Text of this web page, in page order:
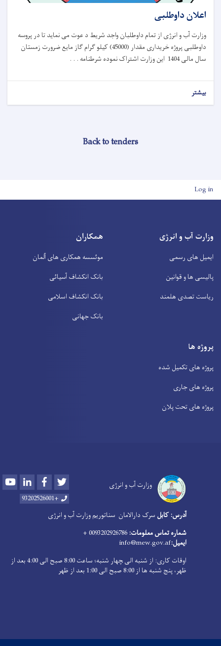
اعلان داوطلبی
وزارت آب و انرژی از تمام داوطلبان واجد شریط د عوت می نماید تا در پروسه
داوطلبی پروژه خریداری مقدار (45000) کیلو گرام گاز مایع ضرورت زمستان
سال مالی 1404 این وزارت اشتراک نموده شرطنامه . . .
بیشتر
Back to tenders
User account menu
Log in
وزارت آب و انرژی
ایمیل های رسمی
پالیسی ها و قوانین
ریاست تصدی هلمند
همکاران
موئسسه همکاری های آلمان
بانک انکشاف آسیائی
بانک انکشاف اسلامی
بانک جهانی
پروژه ها
پروژه های تکمیل شده
پروژه های جاری
پروژه های تحت پلان
وزارت آب و انرژی YoutubeLinkedInFacebook
+93202526001
آدرس: کابل سرک دارالامان سناتوریم وزارت آب و انرژی
شماره تماس معلومات:
ایمیل:info@mew.gov.af
اوقات کاری: از شنبه الی ‍چهار شنبه؛ ساعت 8:00 صبح الی 4:00 بعد از
ظهر، پنج شنبه ها از 8:00 صبح الی 1:00 بعد از ظهر